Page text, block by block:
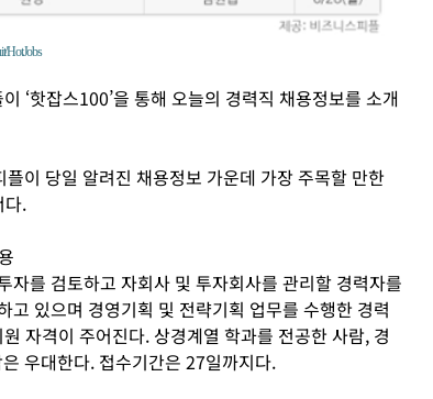
HotJobs
‘핫잡스100’을 통해 오늘의 경력직 채용정보를 소개
이 당일 알려진 채용정보 가운데 가장 주목할 만한
다.
자를 검토하고 자회사 및 투자회사를 관리할 경력자를
고 있으며 경영기획 및 전략기획 업무를 수행한 경력
자격이 주어진다. 상경계열 학과를 전공한 사람, 경
우대한다. 접수기간은 27일까지다.